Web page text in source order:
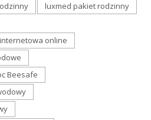
luxmed pakiet rodzinny
online
Beesafe